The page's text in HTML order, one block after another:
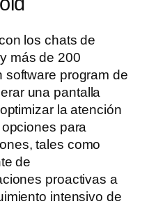
los chats de
más de 200
software program de
una pantalla
la atención
para
tales como
de
proactivas a
intensivo de